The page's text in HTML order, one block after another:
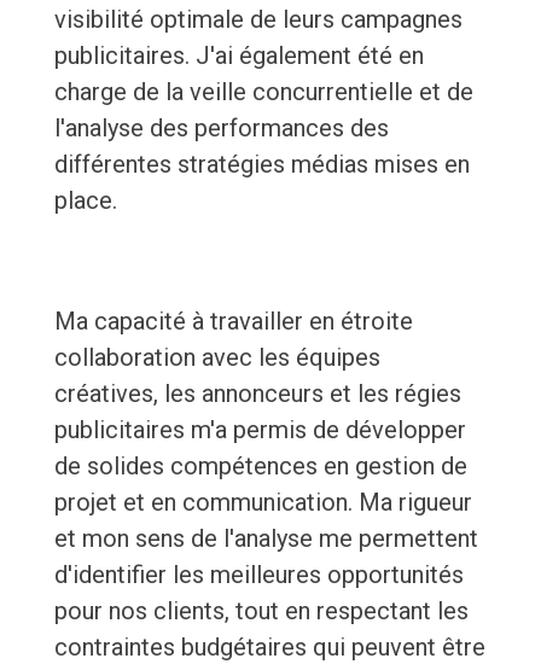
visibilité optimale de leurs campagnes
publicitaires. J'ai également été en
charge de la veille concurrentielle et de
l'analyse des performances des
différentes stratégies médias mises en
place.
Ma capacité à travailler en étroite
collaboration avec les équipes
créatives, les annonceurs et les régies
publicitaires m'a permis de développer
de solides compétences en gestion de
projet et en communication. Ma rigueur
et mon sens de l'analyse me permettent
d'identifier les meilleures opportunités
pour nos clients, tout en respectant les
contraintes budgétaires qui peuvent être